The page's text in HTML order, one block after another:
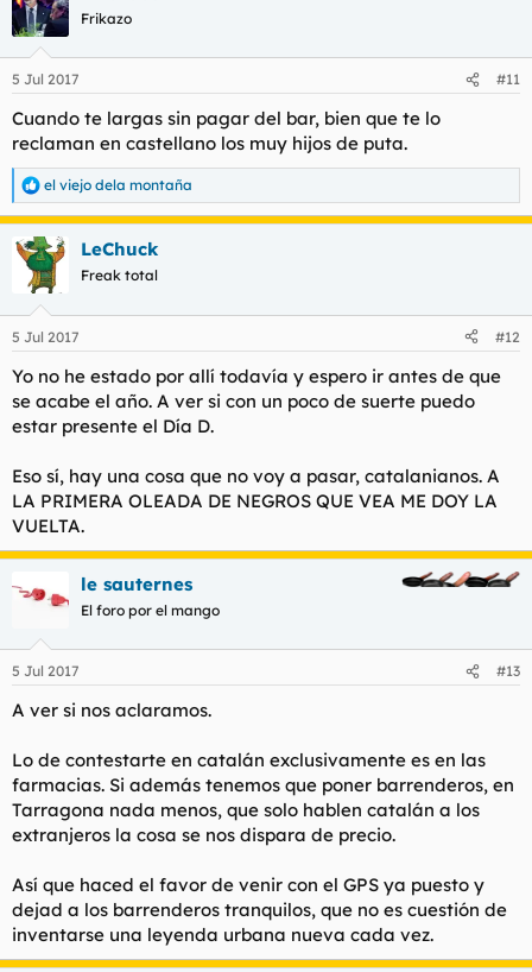
Frikazo
5 Jul 2017 #11
Cuando te largas sin pagar del bar, bien que te lo
reclaman en castellano los muy hijos de puta.
R
e
a
c
c
e
:
el viejo dela montaña
LeChuck
Freak total
5 Jul 2017 #12
Yo no he estado por allí todavía y espero ir antes de que
se acabe el año. A ver si con un poco de suerte puedo
estar presente el Día D.
Eso sí, hay una cosa que no voy a pasar, catalanianos. A
LA PRIMERA OLEADA DE NEGROS QUE VEA ME DOY LA
VUELTA.
le sauternes
El foro por el mango
5 Jul 2017 #13
A ver si nos aclaramos.
Lo de contestarte en catalán exclusivamente es en las
farmacias. Si además tenemos que poner barrenderos, en
Tarragona nada menos, que solo hablen catalán a los
extranjeros la cosa se nos dispara de precio.
Así que haced el favor de venir con el GPS ya puesto y
dejad a los barrenderos tranquilos, que no es cuestión de
inventarse una leyenda urbana nueva cada vez.